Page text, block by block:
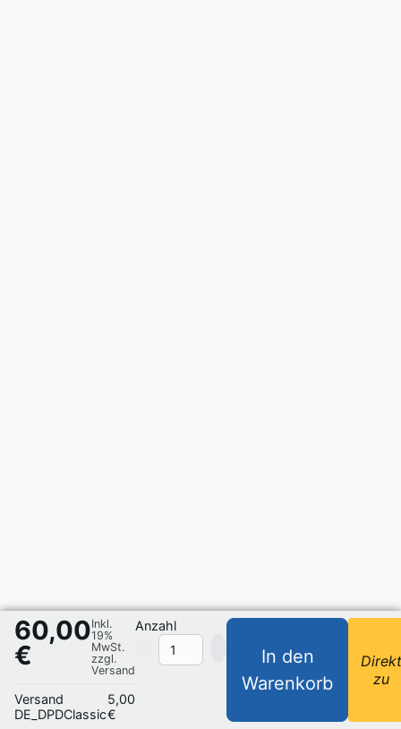
60,00
€
Inkl.
19%
MwSt.
zzgl.
Versand
Versand
DE_DPDClassic
5,00
€
Anzahl
In den
Warenkorb
zu